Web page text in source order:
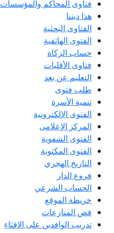
فتاوى المحاكم والمؤسسات
هذا ديننا
الفتاوى البحثية
الفتوى الهاتفية
حساب الزكاة
فتاوى الأقليات
التعليم عن بعد
طلب فتوى
تنمية الأسرة
الفتوى الإلكترونية
المركز الإعلامى
الفتوى الشفوية
الفتوى المكتوبة
التاريخ الهجري
فروع الدار
الحساب الشرعي
خريطة الموقع
فض المنازعات
تدريب الوافدين على الإفتاء